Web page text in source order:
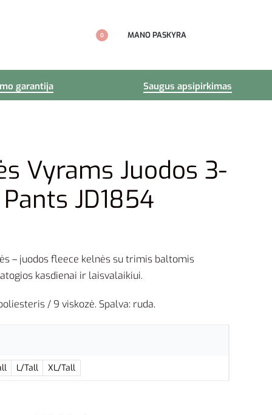
0 MANO PASKYRA
garantija Saugus apsipirkimas
Vyrams Juodos 3-
JD1854
– juodos fleece kelnės su trimis baltomis
kasdienai ir laisvalaikiui.
/ 9 viskozė. Spalva: ruda.
L/Tall XL/Tall